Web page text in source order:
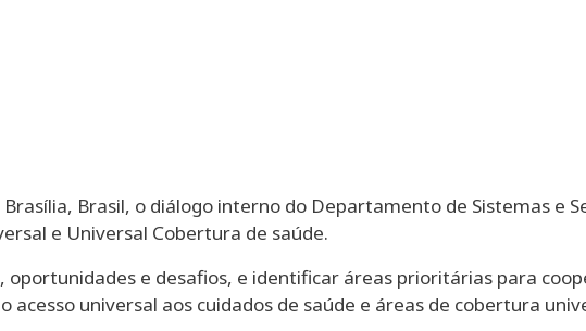
Brasil, o diálogo interno do Departamento de Sistemas e
e Universal Cobertura de saúde.
e desafios, e identificar áreas prioritárias para
universal aos cuidados de saúde e áreas de cobertura